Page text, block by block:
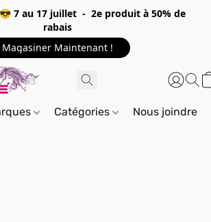
7 au 17 juillet - 2e produit à 50% de
rabais
Magasiner Maintenant !
Catégories Nous joindre